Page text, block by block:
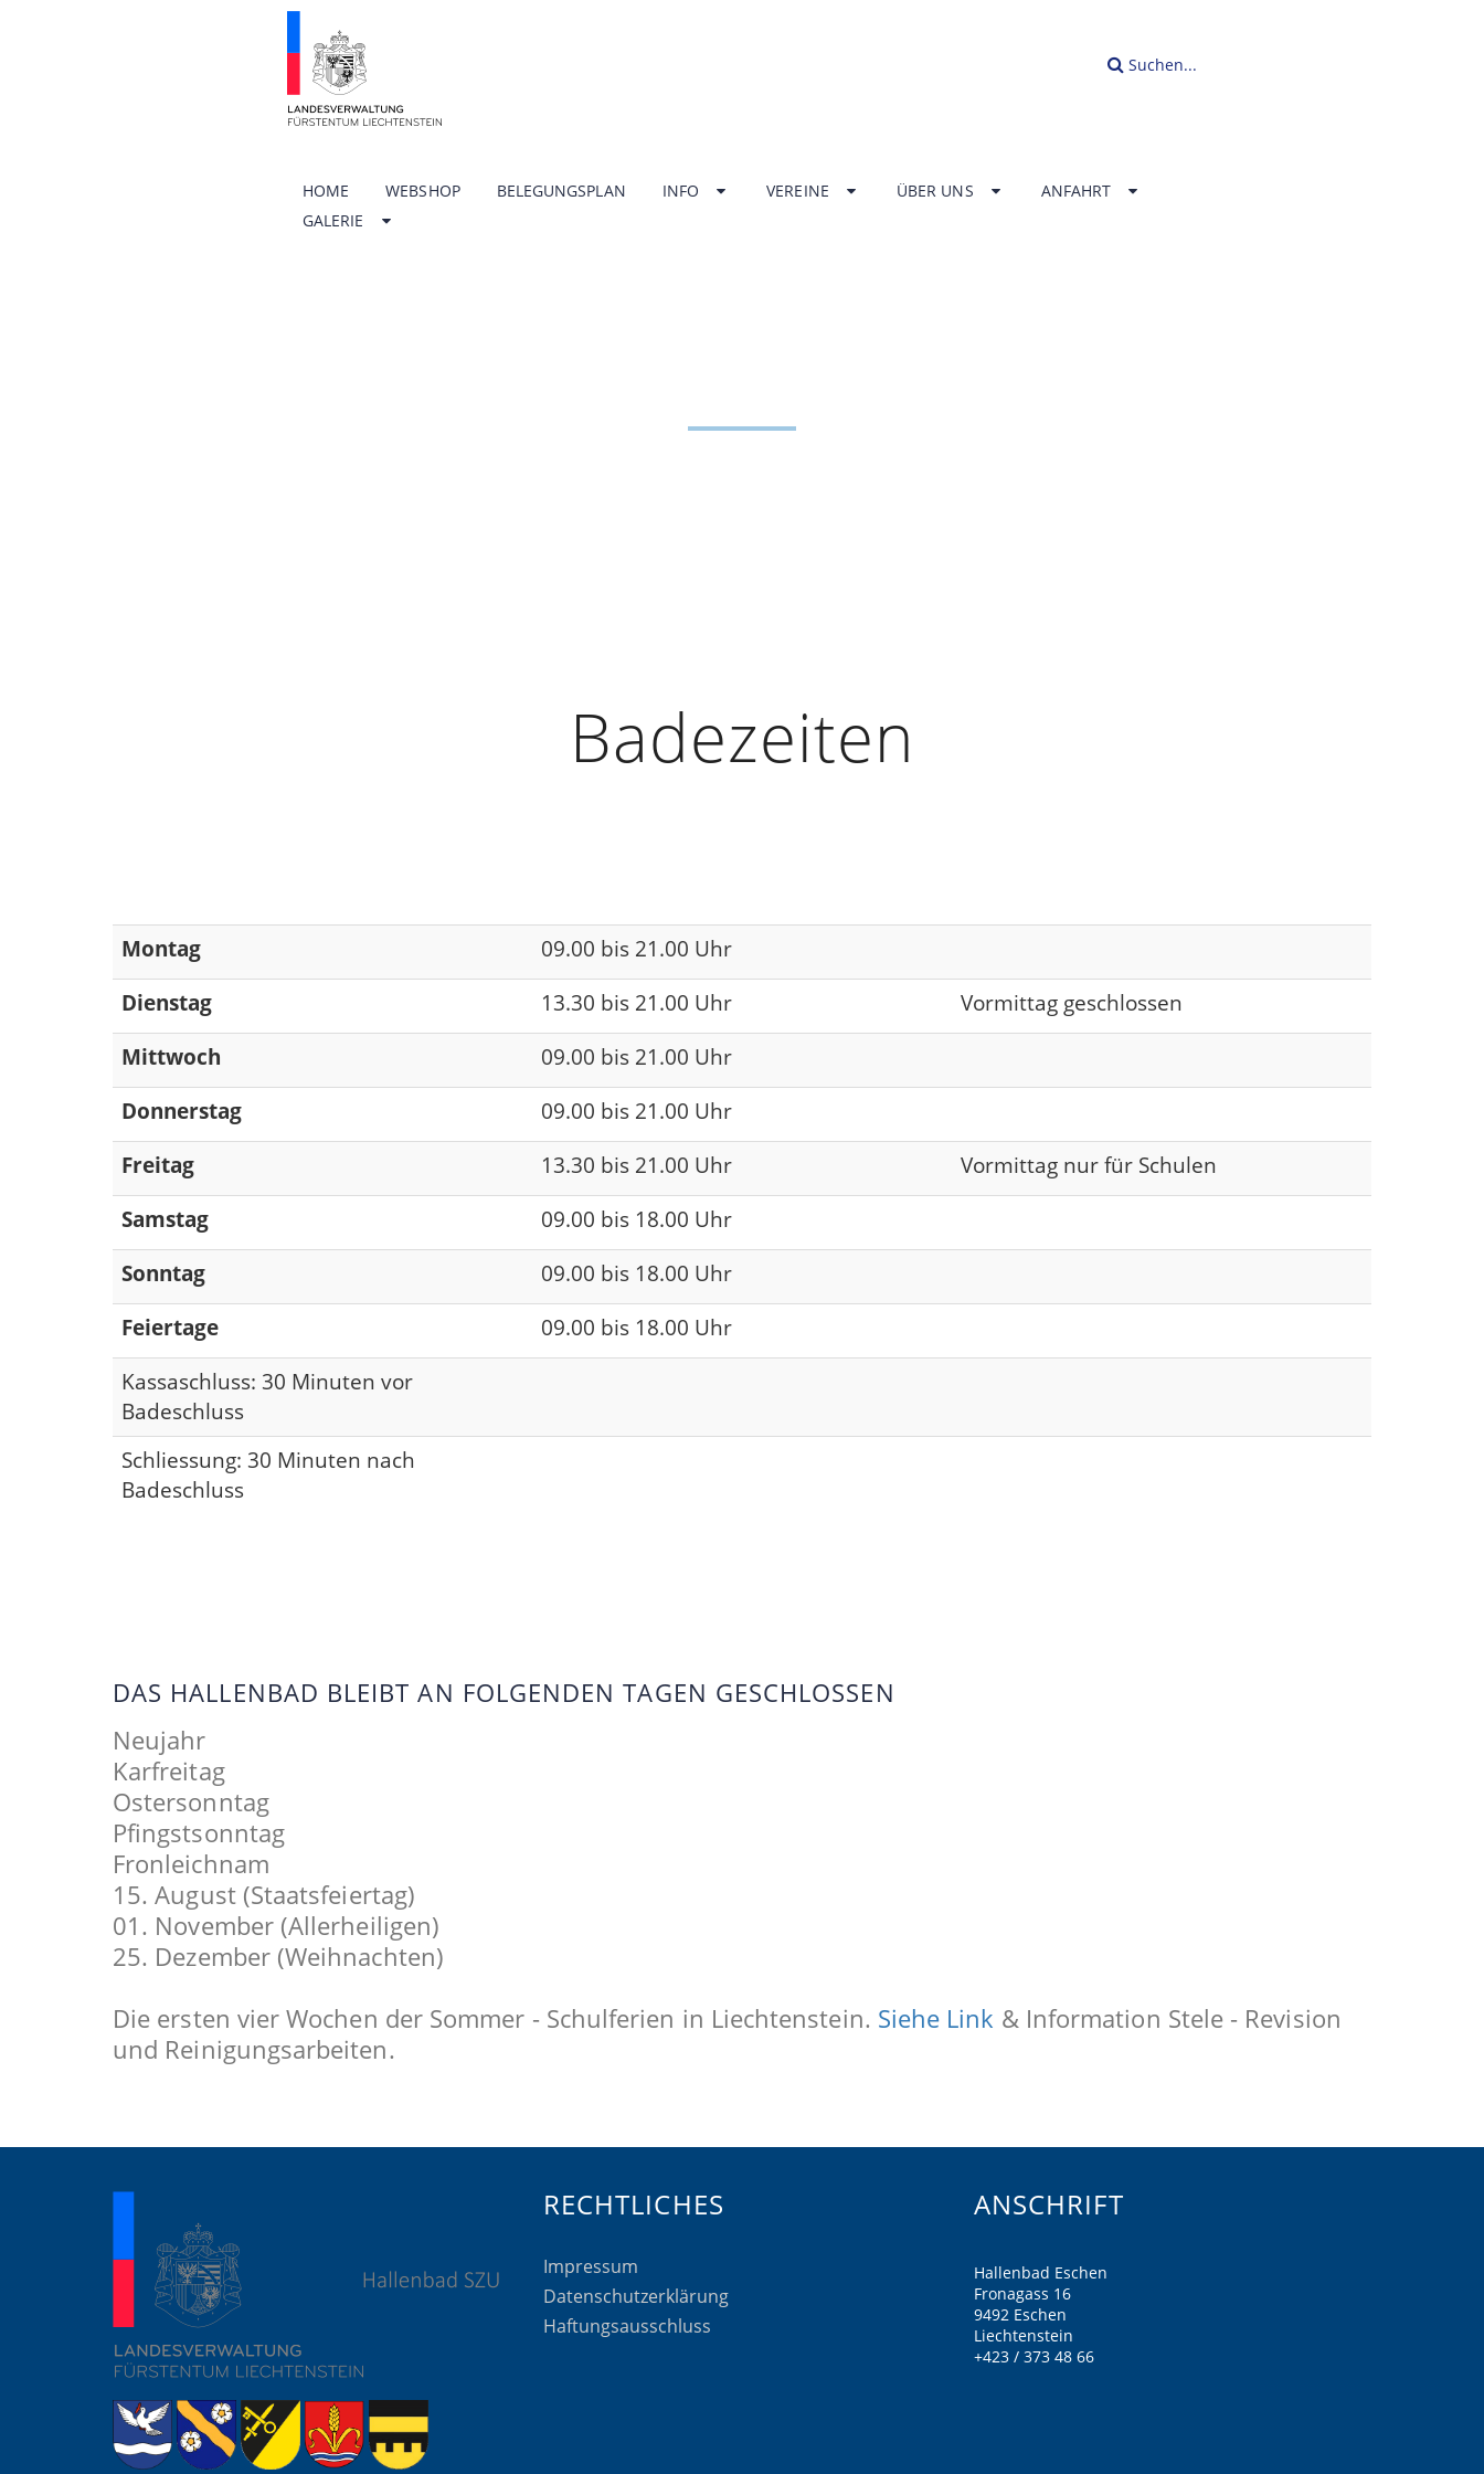
Suchen...
HOME WEBSHOP BELEGUNGSPLAN INFO VEREINE ÜBER UNS
ANFAHRT
GALERIE
Badezeiten
Montag
09.00 bis 21.00 Uhr
Dienstag
13.30 bis 21.00 Uhr
Vormittag geschlossen
Mittwoch
09.00 bis 21.00 Uhr
Donnerstag
09.00 bis 21.00 Uhr
Freitag
13.30 bis 21.00 Uhr
Vormittag nur für Schulen
Samstag
09.00 bis 18.00 Uhr
Sonntag
09.00 bis 18.00 Uhr
Feiertage
09.00 bis 18.00 Uhr
Kassaschluss: 30 Minuten vor
Badeschluss
Schliessung: 30 Minuten nach
Badeschluss
DAS HALLENBAD BLEIBT AN FOLGENDEN TAGEN GESCHLOSSEN
Neujahr
Karfreitag
Ostersonntag
Pfingstsonntag
Fronleichnam
15. August (Staatsfeiertag)
01. November (Allerheiligen)
25. Dezember (Weihnachten)
Die ersten vier Wochen der Sommer - Schulferien in Liechtenstein. Siehe Link & Information Stele - Revision
und Reinigungsarbeiten.
RECHTLICHES
Impressum
Datenschutzerklärung
Haftungsausschluss
ANSCHRIFT
Hallenbad Eschen
Fronagass 16
9492 Eschen
Liechtenstein
+423 / 373 48 66